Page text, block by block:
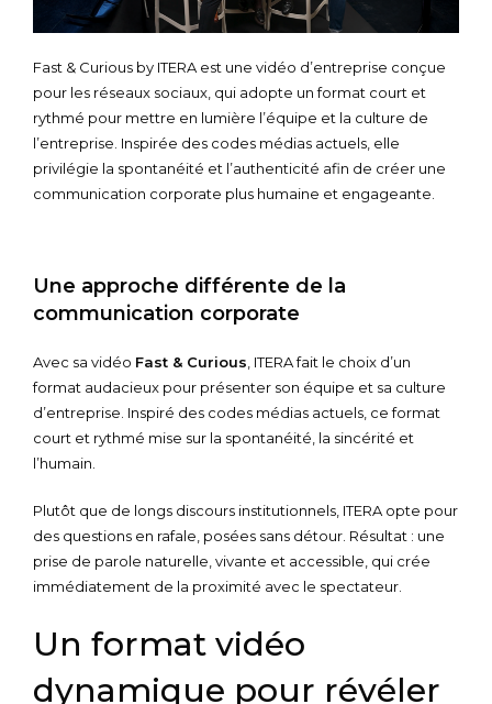
Fast & Curious by ITERA est une vidéo d’entreprise conçue
pour les réseaux sociaux, qui adopte un format court et
rythmé pour mettre en lumière l’équipe et la culture de
l’entreprise. Inspirée des codes médias actuels, elle
privilégie la spontanéité et l’authenticité afin de créer une
communication corporate plus humaine et engageante.
Une approche différente de la
communication corporate
Avec sa vidéo Fast & Curious , ITERA fait le choix d’un
format audacieux pour présenter son équipe et sa culture
d’entreprise. Inspiré des codes médias actuels, ce format
court et rythmé mise sur la spontanéité, la sincérité et
l’humain.
Plutôt que de longs discours institutionnels, ITERA opte pour
des questions en rafale, posées sans détour. Résultat : une
prise de parole naturelle, vivante et accessible, qui crée
immédiatement de la proximité avec le spectateur.
Un format vidéo
dynamique pour révéler